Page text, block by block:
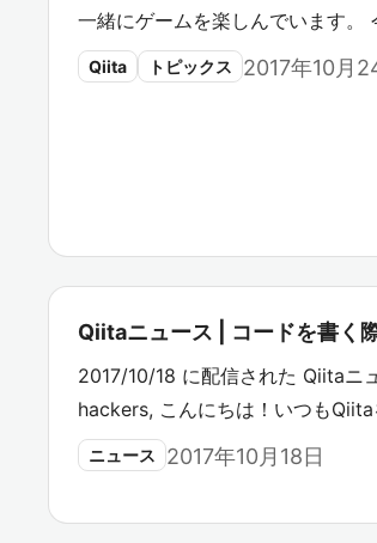
一緒にゲームを楽しんでいます
Qiita トピックス 2017年10月
Qiitaニュース | コードを書く
2017/10/18 に配信された Qiitaニ
hackers, こんにちは！いつも
ニュース 2017年10月18日